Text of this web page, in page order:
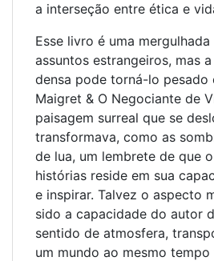
a interseção entre ética e
Esse livro é uma
assuntos estrangeiros, mas
densa pode torná-lo pesado
Maigret & O Negociante de
paisagem surreal que se
transformava, como as
de lua, um lembrete de que
histórias reside em sua
e inspirar. Talvez o aspecto
sido a capacidade do autor
sentido de atmosfera,
um mundo ao mesmo